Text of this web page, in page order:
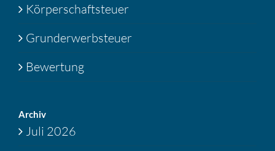
Körperschaftsteuer
Grunderwerbsteuer
Bewertung
Archiv
Juli 2026